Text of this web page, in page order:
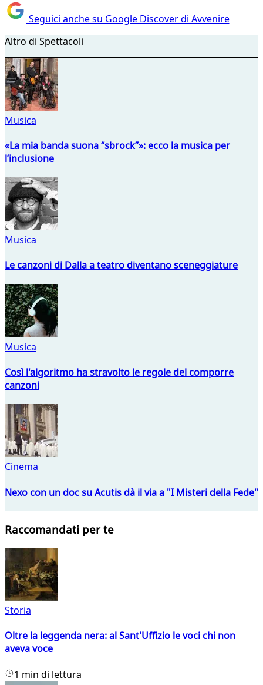
Seguici anche su Google Discover di Avvenire
Altro di Spettacoli
Musica
«La mia banda suona “sbrock”»: ecco la musica per
l’inclusione
Musica
Le canzoni di Dalla a teatro diventano sceneggiature
Musica
Così l'algoritmo ha stravolto le regole del comporre
canzoni
Cinema
Nexo con un doc su Acutis dà il via a "I Misteri della Fede"
Raccomandati per te
Storia
Oltre la leggenda nera: al Sant'Uffizio le voci chi non
aveva voce
1 min di lettura